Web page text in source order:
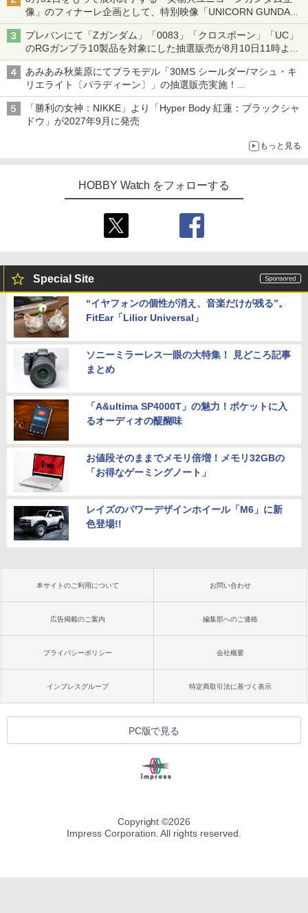
像」のフィナーレ企画として、特別映像「UNICORN GUNDAM
Statue ― BEYOND POSSIBILITY ―」が8月22日より限定上映
プレバンにて「Zガンダム」「0083」「クロスボーン」「UC」
のRGガンプラ10製品を対象にした抽選販売が8月10日11時より
実施！
あみあみ秋葉原にてプラモデル「30MS シールダー/マシュ・キ
リエライト〔パラディーン〕」の抽選販売実施！
「30MS オプションパーツセット29(アクションウエアβ)」も対
象「勝利の女神：NIKKE」より「Hyper Body 紅蓮：ブラックシャ
ドウ」が2027年9月に発売
もっと見る
HOBBY Watch をフォローする
Special Site
“イヤフォンの個性が消え、音楽だけが残る”。
FitEar「Lilior Universal」
ソニーミラーレス一眼の大特集！ 見どころ記事
まとめ
「A&ultima SP4000T」の魅力！ポケットに入
るオーディオの醍醐味
お値段そのままでメモリ倍増！メモリ32GBの
「お得なゲーミングノート」
レイズのパワーデザインホイール「M6」に新
色登場!!
本サイトのご利用について お問い合わせ
広告掲載のご案内 編集部へのご連絡
プライバシーポリシー 会社概要
インプレスグループ 特定商取引法に基づく表示
PC版で見る
Copyright ©2026
Impress Corporation. All rights reserved.